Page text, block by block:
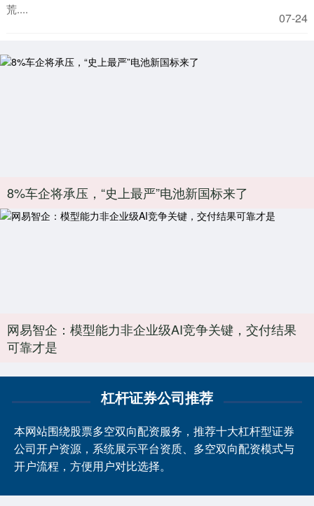
07-24
荒....
8%车企将承压，“史上最严”电池新国标来了
网易智企：模型能力非企业级AI竞争关键，交付结果
可靠才是
杠杆证券公司推荐
本网站围绕股票多空双向配资服务，推荐十大杠杆型证券
公司开户资源，系统展示平台资质、多空双向配资模式与
开户流程，方便用户对比选择。